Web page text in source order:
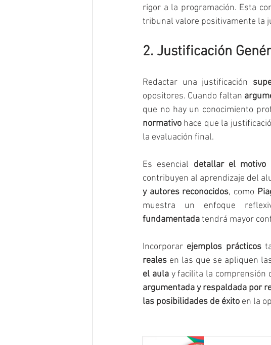
rigor a la programación. Esta
tribunal valore positivamente la
2. Justificación
Redactar una justificación
opositores. Cuando faltan
que no hay un conocimiento
normativo hace que la
la evaluación final.
Es esencial detallar el motivo
contribuyen al aprendizaje del
y autores reconocidos, como
muestra un enfoque
fundamentada tendrá mayor
Incorporar ejemplos prácticos
reales en las que se apliquen
el aula y facilita la comprensión
argumentada y respaldada por
las posibilidades de éxito en la